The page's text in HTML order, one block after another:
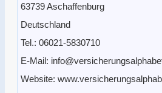
63739 Aschaffenburg
Deutschland
Tel.: 06021-5830710
E-Mail:
Website: